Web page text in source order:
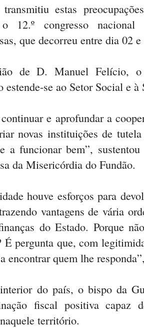
estas
12.º congresso
que decorreu entre dia 02
de D. Manuel Felício, o
estende-se ao Setor Social e à
e aprofundar a
novas instituições de
a funcionar bem”,
da Misericórdia do Fundão.
houve esforços para
vantagens de vária
do Estado. Porque
É pergunta que, com
encontrar quem lhe
do país, o bispo da
fiscal positiva capaz
território.